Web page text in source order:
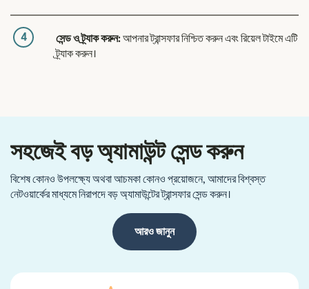
4 সেন্ড ও ট্র্যাক করুন:আপনার ট্রান্সফার নিশ্চিত করুন এবং রিয়েল টাইমে এটি
ট্র্যাক করুন।
সহজেই বড় অ্যামাউন্ট সেন্ড করুন
বিশেষ কোনও উপলক্ষ্যে অথবা আচমকা কোনও প্রয়োজনে, আমাদের বিশ্বস্ত
নেটওয়ার্কের মাধ্যমে নিরাপদে বড় অ্যামাউন্টের ট্রান্সফার সেন্ড করুন।
আরও জানুন